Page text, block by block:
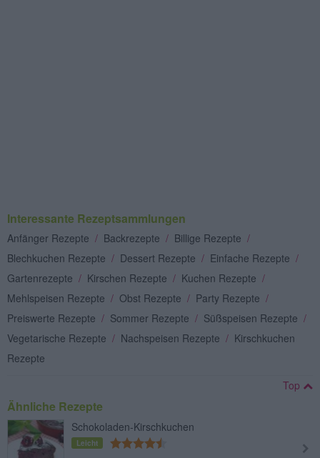
Interessante Rezeptsammlungen
Anfänger Rezepte / Backrezepte / Billige Rezepte /
Blechkuchen Rezepte / Dessert Rezepte / Einfache Rezepte /
Gartenrezepte / Kirschen Rezepte / Kuchen Rezepte /
Mehlspeisen Rezepte / Obst Rezepte / Party Rezepte /
Preiswerte Rezepte / Sommer Rezepte / Süßspeisen Rezepte /
Vegetarische Rezepte / Nachspeisen Rezepte / Kirschkuchen
Rezepte
Top
Ähnliche Rezepte
Schokoladen-Kirschkuchen
Leicht